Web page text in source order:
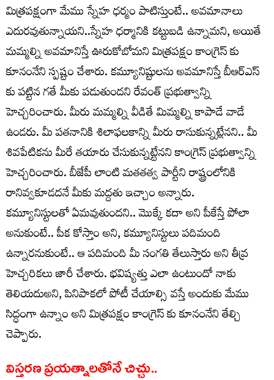
మిత్రపక్షంగా మేము స్నేహ ధర్మం పాటిస్తుంటే.. అవమానాలు
ఎదురవుతున్నాయని..స్నేహ ధర్మానికి కట్టుబడి ఉన్నామని, అయితే
మమ్మల్ని అవమానిస్తే ఊరుకోబోమని మిత్రపక్షం కాంగ్రెస్ కు
కూనంనేని స్పష్టం చేశారు. కమ్యూనిష్టులను అవమానిస్తే బీఆర్ఎస్
కు పట్టిన గతే మీకు పడుతుందని రేవంత్ ప్రభుత్వాన్ని
హెచ్చరించారు. మీరు మమ్మల్ని వీడితే మిమ్మల్ని కాపాడే వాడే
ఉండరు. మీ పతనానికి శిలాఫలకాన్ని మీరు రాసుకున్నట్లేనని.. మీ
శివపేటికను మీరే తయారు చేసుకున్నట్టేనని కాంగ్రెస్ ప్రభుత్వాన్ని
హెచ్చరించారు. బీజేపీ లాంటి మతతత్వ పార్టీని రాష్ట్రంలోనికి
రానివ్వకూడదనే మీకు మద్దతు ఇచ్చాం అన్నారు.
కమ్యూనిస్టులతో ఏమవుతుందని.. మొక్కే కదా అని పీకేస్తే పోలా
అనుకుంటే.. పీక కోస్తాం అని, కమ్యూనిస్టులు పదిమంది
ఉన్నారనుకుంటే.. ఆ పదిమంది మీ సంగతి తేలుస్తారు అని తీవ్ర
హెచ్చరికలు జారీ చేశారు. భవిష్యత్తు ఎలా ఉంటుందో నాకు
తెలియదుఅని, పినిపాకలో పోటీ చేయాల్సి వస్తే అందుకు మేము
సిద్ధంగా ఉన్నాం అని మిత్రపక్షం కాంగ్రెస్ కు కూనంనేని తేల్చి
చెప్పారు.
విస్తరణ ప్రయత్నాలతోనే చిచ్చు..